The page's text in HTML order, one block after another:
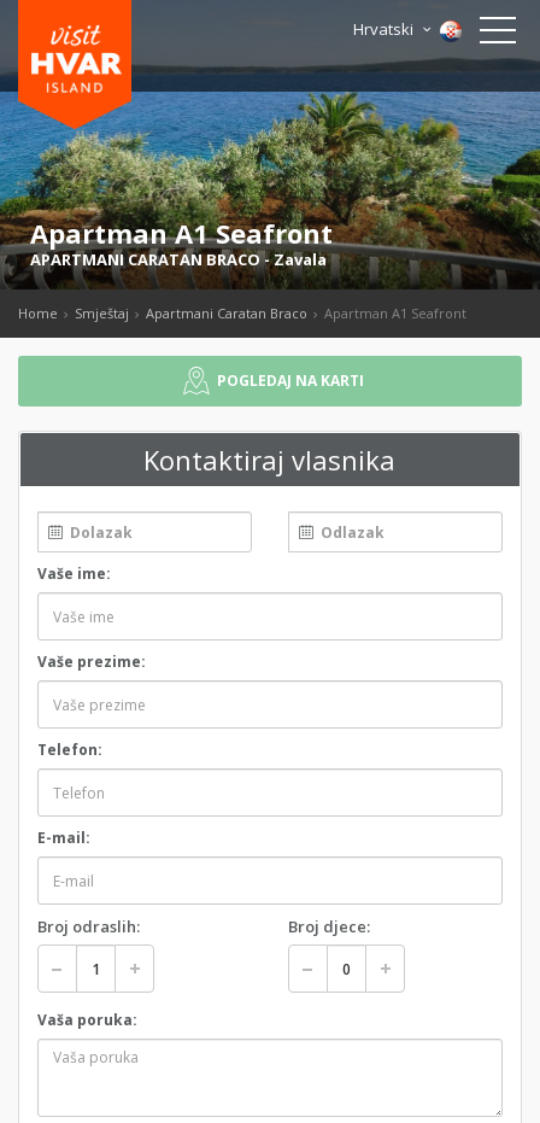
Hrvatski
Apartman A1 Seafront
APARTMANI CARATAN BRACO-Zavala
Home Smještaj Apartmani Caratan Braco Apartman A1 Seafront
POGLEDAJ NA KARTI
Kontaktiraj vlasnika
Vaše ime:
Vaše prezime:
Telefon:
E-mail:
Broj odraslih: Broj djece:
Vaša poruka: